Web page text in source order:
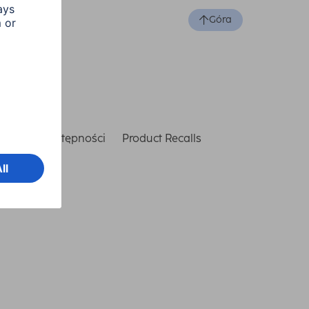
Góra
dostępności Product Recalls